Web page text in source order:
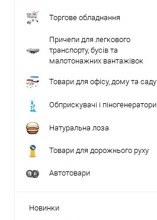
Торгове обладнання
Причепи для легкового
транспорту, бусів та
малотонажних вантажівок
Товари для офісу, дому та саду
Обприскувачі і піногенератори
Натуральна лоза
Товари для дорожнього руху
Автотовари
Новинки